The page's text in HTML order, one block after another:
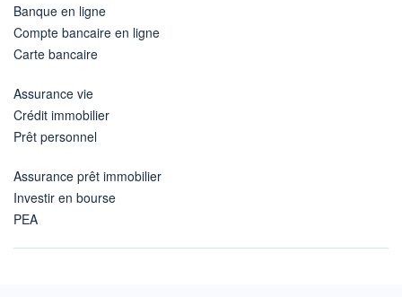
Banque en ligne
Compte bancaire en ligne
Carte bancaire
Assurance vie
Crédit immobilier
Prêt personnel
Assurance prêt immobilier
Investir en bourse
PEA